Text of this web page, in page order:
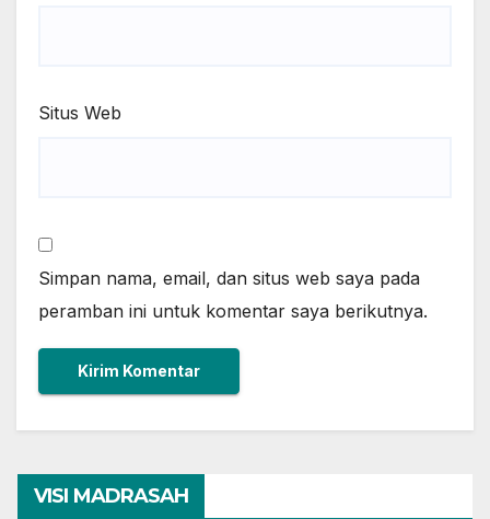
Situs Web
Simpan nama, email, dan situs web saya pada
peramban ini untuk komentar saya berikutnya.
VISI MADRASAH